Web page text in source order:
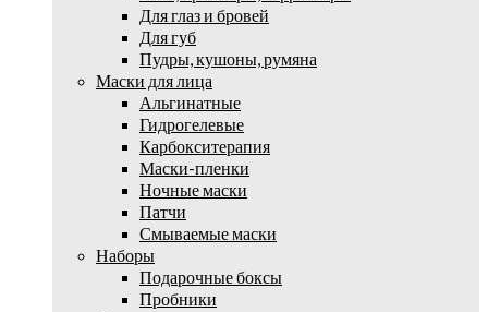
Для глаз и бровей
Для губ
Пудры, кушоны, румяна
Маски для лица
Альгинатные
Гидрогелевые
Карбокситерапия
Маски-пленки
Ночные маски
Патчи
Смываемые маски
Наборы
Подарочные боксы
Пробники